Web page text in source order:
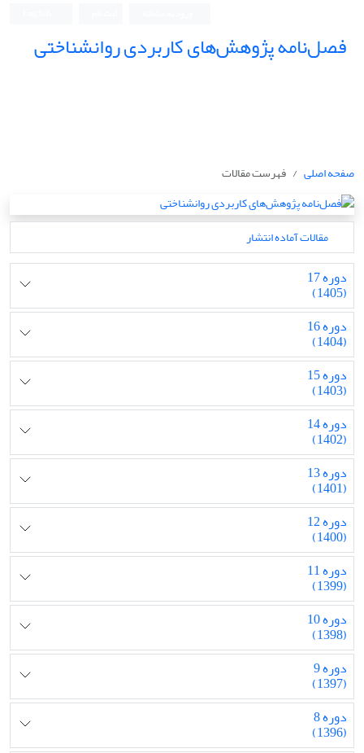
فصل‌نامه پژوهش‌های کاربردی روانشناختی
صفحه اصلی فهرست مقالات
مقالات آماده انتشار
دوره 17
(1405)
دوره 16
(1404)
دوره 15
(1403)
دوره 14
(1402)
دوره 13
(1401)
دوره 12
(1400)
دوره 11
(1399)
دوره 10
(1398)
دوره 9
(1397)
دوره 8
(1396)